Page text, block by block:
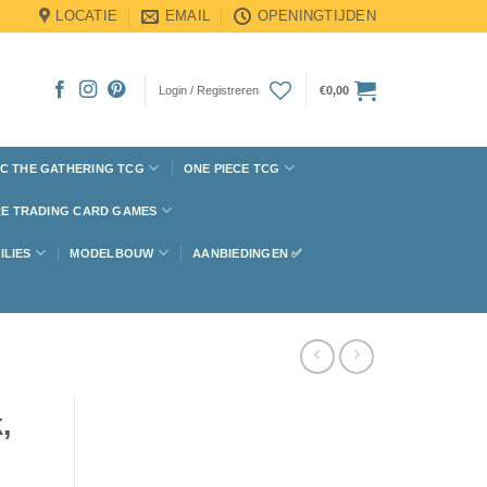
LOCATIE EMAIL OPENINGTIJDEN
Login / Registreren €0,00
THE GATHERING TCG ONE PIECE TCG
TRADING CARD GAMES
MODELBOUW AANBIEDINGEN ✅